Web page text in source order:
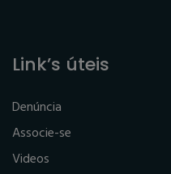
Link’s úteis
Denúncia
Associe-se
Videos